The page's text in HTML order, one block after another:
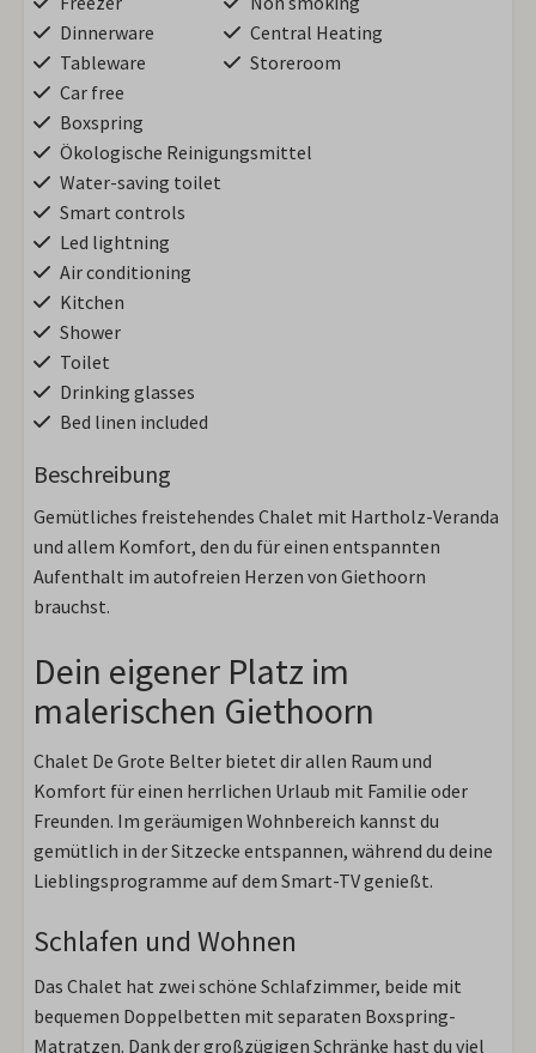
Dinnerware
Tableware
Central Heating
Storeroom
Car free
Boxspring
Ökologische Reinigungsmittel
Water-saving toilet
Smart controls
Led lightning
Air conditioning
Kitchen
Shower
Toilet
Drinking glasses
Bed linen included
Beschreibung
Gemütliches freistehendes Chalet mit Hartholz-Veranda
und allem Komfort, den du für einen entspannten
Aufenthalt im autofreien Herzen von Giethoorn
brauchst.
Dein eigener Platz im
malerischen Giethoorn
Chalet De Grote Belter bietet dir allen Raum und
Komfort für einen herrlichen Urlaub mit Familie oder
Freunden. Im geräumigen Wohnbereich kannst du
gemütlich in der Sitzecke entspannen, während du deine
Lieblingsprogramme auf dem Smart-TV genießt.
Schlafen und Wohnen
Das Chalet hat zwei schöne Schlafzimmer, beide mit
bequemen Doppelbetten mit separaten Boxspring-
Matratzen. Dank der großzügigen Schränke hast du viel